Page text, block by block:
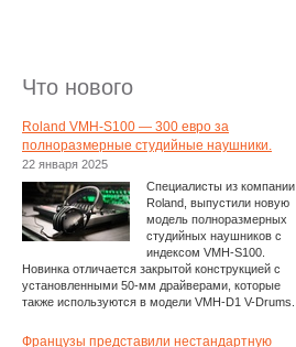
Что нового
Roland VMH-S100 — 300 евро за
полноразмерные студийные наушники.
22 января 2025
Специалисты из компании
Roland, выпустили новую
модель полноразмерных
студийных наушников с
индексом VMH-S100.
Новинка отличается закрытой конструкцией с
установленными 50-мм драйверами, которые
также используются в модели VMH-D1 V-Drums.
Французы представили нестандартную